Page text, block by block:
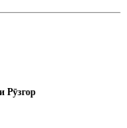
Рӯзгор